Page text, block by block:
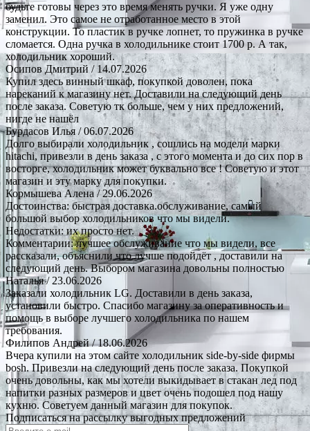
будьте готовы через это время менять ручки. Я уже одну
заменил. Это самое не отработанное место в этой
конструкции. То пластик в ручке лопнет, то пружинка в ручке
сломается. Одна ручка в холодильнике стоит 1700 р. А так,
холодильник хороший.
Осипов Дмитрий/ 14.07.2026
Купил здесь винный шкаф, покупкой доволен, пока
нареканий к магазину нет. Доставили на следующий день
после заказа. Советую тк больше, чем у них предложений,
нигде не нашёл
Бурдасов Илья / 06.07.2026
Долго выбирали холодильник , сошлись на модели марки
hitachi, привезли в день заказа , с этого момента и до сих пор в
восторге, холодильник может буквально все ! Советую и этот
магазин и эту марку для покупки.
Кормышева Алена / 29.06.2026
Достоинства: быстрая доставка.обслуживание, самый
большой выбор холодильников что мы видели.
Недостатки: их просто нет.
Комментарии: лучшее обслуживание что мы видели, все
рассказали, объяснили что лучше подойдёт , доставили на
следующий день. Выбором магазина довольны полностью
Наталья/ 23.06.2026
Заказали холодильник LG. Доставили в день заказа,
установили быстро. Спасибо магазину за оперативность и
помощь в выборе лучшего холодильника по нашем
требования.
Филипов Андрей/ 18.06.2026
Вчера купили на этом сайте холодильник side-by-side фирмы
bosh. Привезли на следующий день после заказа. Покупкой
очень довольны, как мы хотели выкидывает в стакан лед под
напитки разных размеров и цвет очень подошел под нашу
кухню. Советуем данный магазин для покупок.
Подписаться на рассылку выгодных предложений